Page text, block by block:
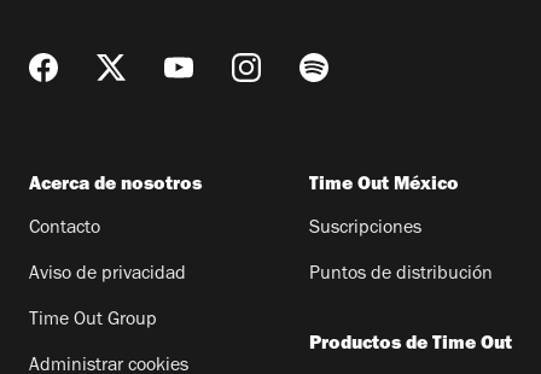
Acerca de nosotros
Contacto
Aviso de privacidad
Time Out Group
Administrar cookies
Time Out México
Suscripciones
Puntos de distribución
Productos de Time Out